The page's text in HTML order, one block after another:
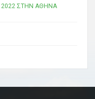
ΣΤΗΝ ΑΘΗΝΑ